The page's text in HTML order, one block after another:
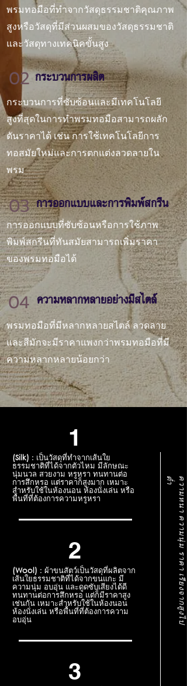
พรมทอมือที่ทำจากวัสดุธรรมชาติคุณภาพ
สูงหรือวัสดุที่มีส่วนผสมของวัสดุธรรมชาติ
และวัสดุทางเทคนิคขั้นสูง
02 กระบวนการผลิต
กระบวนการที่ซับซ้อนและมีเทคโนโลยี
สูงที่สุดในการทำพรมทอมือสามารถผลัก
ดันราคาได้ เช่น การใช้เทคโนโลยีการ
ทอสมัยใหม่และการตกแต่งลวดลายใน
พรม
03 การออกแบบและการพิมพ์สกรีน
การออกแบบที่ซับซ้อนหรือการใช้ภาพ
พิมพ์สกรีนที่ทันสมัยสามารถเพิ่มราคา
ของพรมทอมือได้
04 ความหลากหลายอย่างมีสไตล์
พรมทอมือที่มีหลากหลายสไตล์ ลวดลาย
และสีมักจะมีราคาแพงกว่าพรมทอมือที่มี
ความหลากหลายน้อยกว่า
1
(Silk) : เป็นวัสดุที่ทำจากเส้นใย
ธรรมชาติที่ได้จากตัวไหม มีลักษณะ
นุ่มนวล สวยงาม หรูหรา ทนทานต่อ
การสึกหรอ แต่ราคาก็สูงมาก เหมาะ
สำหรับใช้ในห้องนอน ห้องนั่งเล่น หรือ
พื้นที่ที่ต้องการความหรูหรา
2
(Wool) : ผ้าขนสัตว์เป็นวัสดุที่ผลิตจาก
เส้นใยธรรมชาติที่ได้จากขนแกะ มี
ความนุ่ม อบอุ่น และดูดซับเสียงได้ดี
ทนทานต่อการสึกหรอ แต่ก็มีราคาสูง
เช่นกัน เหมาะสำหรับใช้ในห้องนอน
ห้องนั่งเล่น หรือพื้นที่ที่ต้องการความ
อบอุ่น
3
ค
ว
า
ม
ห
น
า
ค
ว
า
ม
นุ่
ม
ร
า
ค
า
เ
รี
ย
ง
จ
า
ก
สู
ง
ไ
ป
ต่ำ